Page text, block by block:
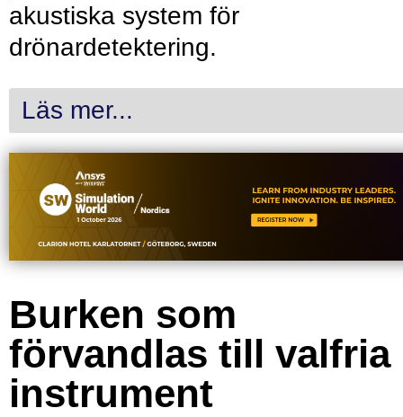
akustiska system för
drönardetektering.
Läs mer...
Burken som
förvandlas till valfria
instrument